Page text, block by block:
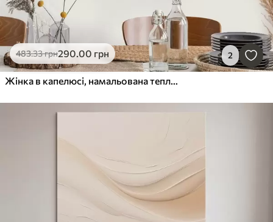
483.33грн290.00 грн 2
Жінка в капелюсі, намальована теплими абстрактними мазками